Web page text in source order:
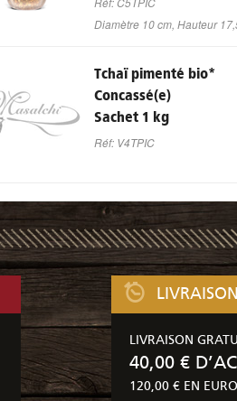
Diamètre 10 cm, Hauteur
Tchaï pimenté bio*
Concassé(e)
Sachet 1 kg
Réf: V4TPIC
LIVRAISON
40,00 €
120,00 € EN